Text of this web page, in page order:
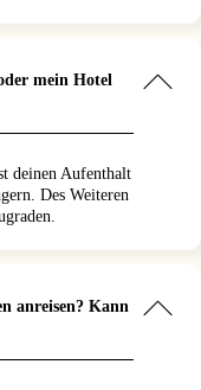
mein Hotel
deinen Aufenthalt
Des Weiteren
anreisen? Kann